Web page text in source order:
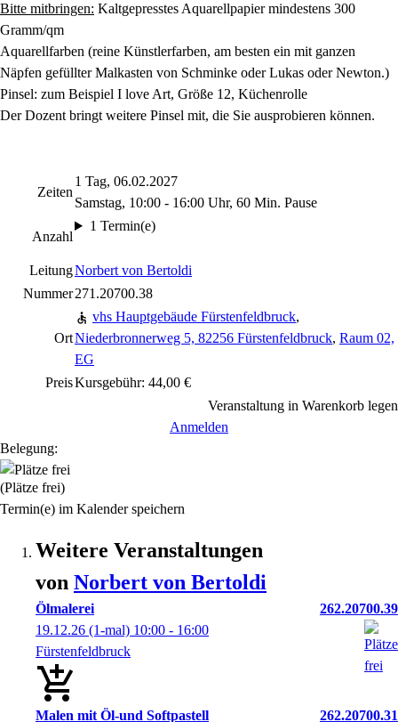
Bitte mitbringen: Kaltgepresstes Aquarellpapier mindestens 300
Gramm/qm
Aquarellfarben (reine Künstlerfarben, am besten ein mit ganzen
Näpfen gefüllter Malkasten von Schminke oder Lukas oder Newton.)
Pinsel: zum Beispiel I love Art, Größe 12, Küchenrolle
Der Dozent bringt weitere Pinsel mit, die Sie ausprobieren können.
Zeiten
1 Tag, 06.02.2027
Samstag, 10:00 - 16:00 Uhr, 60 Min. Pause
Anzahl
1 Termin(e)
LeitungNorbert von Bertoldi
Nummer271.20700.38
Ort
vhs Hauptgebäude Fürstenfeldbruck,
Niederbronnerweg 5, 82256 Fürstenfeldbruck, Raum 02,
EG
PreisKursgebühr: 44,00 €
Veranstaltung in Warenkorb legen
Anmelden
Belegung:
(Plätze frei)
Termin(e) im Kalender speichern
Weitere Veranstaltungen
von Norbert von Bertoldi
Ölmalerei
262.20700.39
19.12.26 (1-mal) 10:00 - 16:00
Fürstenfeldbruck
Malen mit Öl-und Softpastell
262.20700.31